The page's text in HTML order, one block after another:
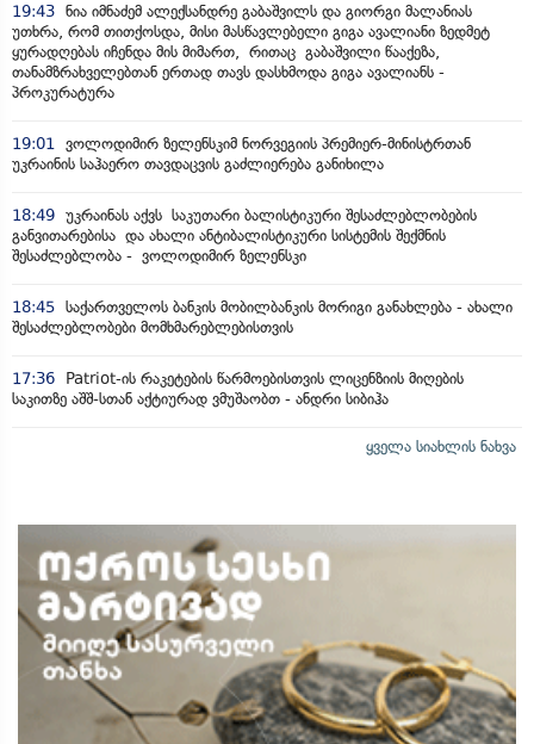
19:43 ნია იმნაძემ ალექსანდრე გაბაშვილს და გიორგი მალანიას
უთხრა, რომ თითქოსდა, მისი მასწავლებელი გიგა ავალიანი ზედმეტ
ყურადღებას იჩენდა მის მიმართ, რითაც გაბაშვილი წააქეზა,
თანამზრახველებთან ერთად თავს დასხმოდა გიგა ავალიანს -
პროკურატურა
19:01
ვოლოდიმირ ზელენსკიმ ნორვეგიის პრემიერ-მინისტრთან
უკრაინის საჰაერო თავდაცვის გაძლიერება განიხილა
18:49 უკრაინას აქვს საკუთარი ბალისტიკური შესაძლებლობების
განვითარებისა და ახალი ანტიბალისტიკური სისტემის შექმნის
შესაძლებლობა - ვოლოდიმირ ზელენსკი
18:45 საქართველოს ბანკის მობილბანკის მორიგი განახლება - ახალი
შესაძლებლობები მომხმარებლებისთვის
17:36
Patriot-ის რაკეტების წარმოებისთვის ლიცენზიის მიღების
საკითზე აშშ-სთან აქტიურად ვმუშაობთ - ანდრი სიბიჰა
ყველა სიახლის ნახვა